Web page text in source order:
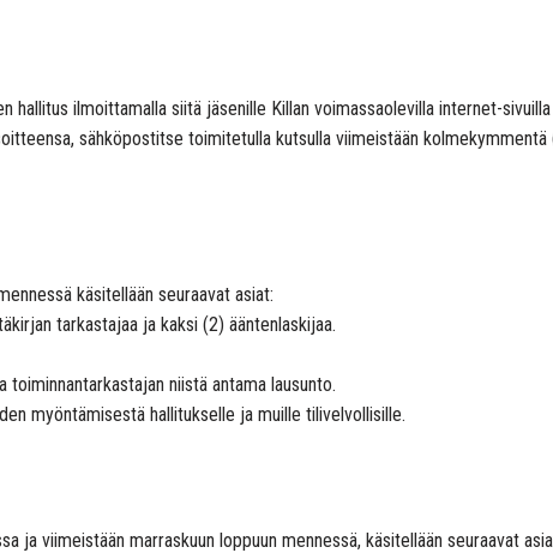
hallitus ilmoittamalla siitä jäsenille Killan voimassaolevilla internet-
sähköpostitse toimitetulla kutsulla viimeistään
käsitellään seuraavat asiat:
tarkastajaa ja kaksi (2) ääntenlaskijaa.
niistä antama lausunto.
myöntämisestä hallitukselle ja muille tilivelvollisille.
ja viimeistään marraskuun loppuun mennessä, käsitellään seuraavat